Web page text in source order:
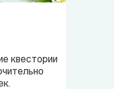
квестории